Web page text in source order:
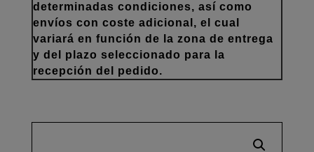
determinadas condiciones, así como
envíos con coste adicional, el cual
variará en función de la zona de entrega
y del plazo seleccionado para la
recepción del pedido.